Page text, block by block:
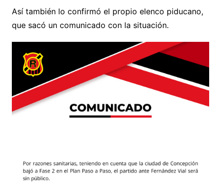
Así también lo confirmó el propio elenco piducano,
que sacó un comunicado con la situación.